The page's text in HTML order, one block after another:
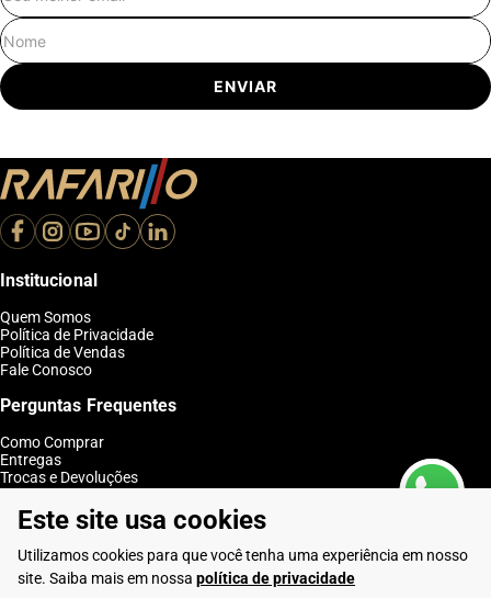
Este site usa cookies
Utilizamos cookies para que você tenha uma experiência em nosso
site. Saiba mais em nossa política de privacidade
ENVIAR
Institucional
Quem Somos
Política de Privacidade
Política de Vendas
Fale Conosco
Perguntas Frequentes
Como Comprar
Entregas
Trocas e Devoluções
Entre em Contato
Telefone: (16) 2103-0347
Whatsapp: (16) 99195-5292